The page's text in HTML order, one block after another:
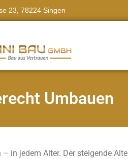
23, 78224 Singen
Umbauen
– in jedem Alter. Der steigende